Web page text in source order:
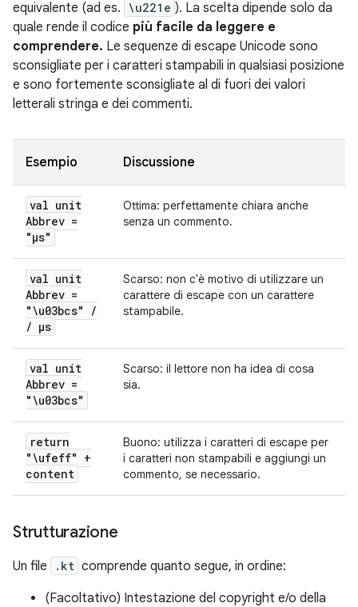
equivalente (ad es. \u221e ). La scelta dipende solo da
quale rende il codice più facile da leggere e
comprendere. Le sequenze di escape Unicode sono
sconsigliate per i caratteri stampabili in qualsiasi posizione
e sono fortemente sconsigliate al di fuori dei valori
letterali stringa e dei commenti.
Esempio Discussione
val unit
Abbrev =
"μs"
Ottima: perfettamente chiara anche
senza un commento.
val unit
Abbrev =
"\u03bcs"
/
/ μs
Scarso: non c'è motivo di utilizzare un
carattere di escape con un carattere
stampabile.
val unit
Abbrev =
"\u03bcs"
Scarso: il lettore non ha idea di cosa
sia.
return
"\ufeff" +
content
Buono: utilizza i caratteri di escape per
i caratteri non stampabili e aggiungi un
commento, se necessario.
Strutturazione
Un file .kt comprende quanto segue, in ordine:
(Facoltativo) Intestazione del copyright e/o della